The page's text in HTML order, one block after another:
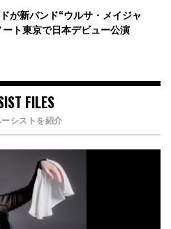
が新バンド“ウルサ・メイジャ
ト東京で日本デビュー公演
FILES
シストを紹介